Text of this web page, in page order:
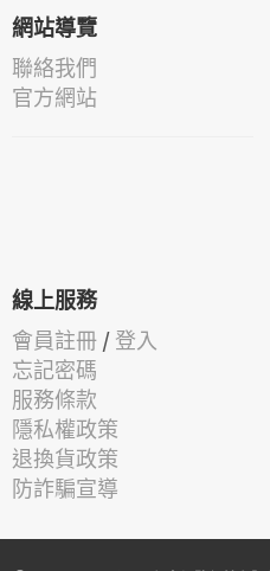
網站導覽
聯絡我們
官方網站
線上服務
會員註冊 / 登入
忘記密碼
服務條款
隱私權政策
退換貨政策
防詐騙宣導